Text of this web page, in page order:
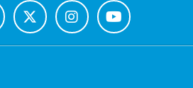
Ga
naar
Twitter
Ga
naar
Instagram
Ga
naar
Youtube